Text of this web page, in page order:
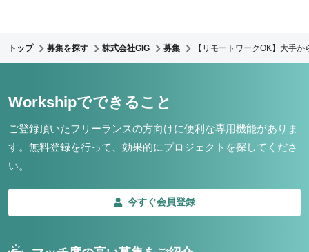
トップ 募集を探す 株式会社GIG 募集 【リモートワークOK】大手
Workshipでできること
ご登録頂いたフリーランスの方向けに便利な専用機能がありま
す。 無料登録を行って、効果的にプロジェクトを探してくださ
い。
今すぐ会員登録